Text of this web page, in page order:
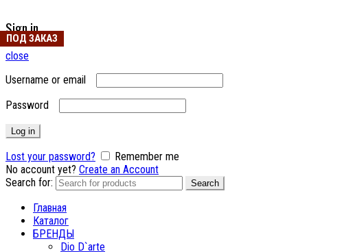
Sign in
close
Username or email
Password
Log in
Lost your password?
Remember me
No account yet? Create an Account
Search for:
Search
Главная
Каталог
БРЕНДЫ
Dio D`arte
ПОД ЗАКАЗ
ПОД ЗАКАЗ
ПОД ЗАКАЗ